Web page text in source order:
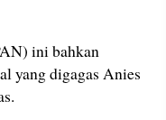
ini bahkan
yang digagas Anies